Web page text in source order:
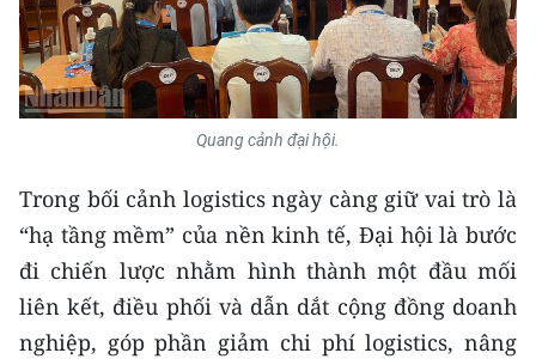
Media Du lịch
Media Thế giới
Media Giáo dục
Media Y tế
Media Khoa học - Công nghệ
Quang cảnh đại hội.
Trong bối cảnh logistics ngày càng giữ vai trò là
“hạ tầng mềm” của nền kinh tế, Đại hội là bước
đi chiến lược nhằm hình thành một đầu mối
liên kết, điều phối và dẫn dắt cộng đồng doanh
nghiệp, góp phần giảm chi phí logistics, nâng